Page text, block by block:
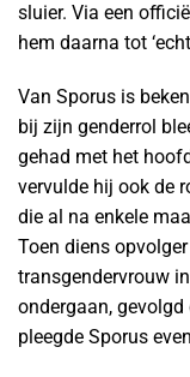
sluier. Via een
hem daarna tot
Van Sporus is
bij zijn genderrol
gehad met het
vervulde hij ook de
die al na enkele
Toen diens
transgendervrouw
ondergaan,
pleegde Sporus